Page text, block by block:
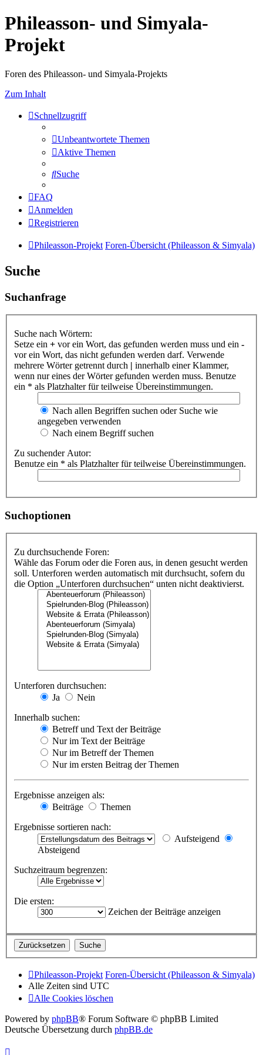
Phileasson- und Simyala-
Projekt
Foren des Phileasson- und Simyala-Projekts
Zum Inhalt
Schnellzugriff
Unbeantwortete Themen
Aktive Themen
Suche
FAQ
Anmelden
Registrieren
Phileasson-Projekt Foren-Übersicht (Phileasson & Simyala)
Suche
Suchanfrage
Suche nach Wörtern:
Setze ein + vor ein Wort, das gefunden werden muss und ein -
vor ein Wort, das nicht gefunden werden darf. Verwende
mehrere Wörter getrennt durch | innerhalb einer Klammer,
wenn nur eines der Wörter gefunden werden muss. Benutze
ein * als Platzhalter für teilweise Übereinstimmungen.
Nach allen Begriffen suchen oder Suche wie
angegeben verwenden
Nach einem Begriff suchen
Zu suchender Autor:
Benutze ein * als Platzhalter für teilweise Übereinstimmungen.
Suchoptionen
Zu durchsuchende Foren:
Wähle das Forum oder die Foren aus, in denen gesucht werden
soll. Unterforen werden automatisch mit durchsucht, sofern du
die Option „Unterforen durchsuchen“ unten nicht deaktivierst.
Unterforen durchsuchen:
Ja
Nein
Innerhalb suchen:
Betreff und Text der Beiträge
Nur im Text der Beiträge
Nur im Betreff der Themen
Nur im ersten Beitrag der Themen
Ergebnisse anzeigen als:
Beiträge
Themen
Ergebnisse sortieren nach:
Aufsteigend
Absteigend
Suchzeitraum begrenzen:
Die ersten:
Zeichen der Beiträge anzeigen
Phileasson-Projekt Foren-Übersicht (Phileasson & Simyala)
Alle Zeiten sind UTC
Alle Cookies löschen
Powered by phpBB® Forum Software © phpBB Limited
Deutsche Übersetzung durch phpBB.de